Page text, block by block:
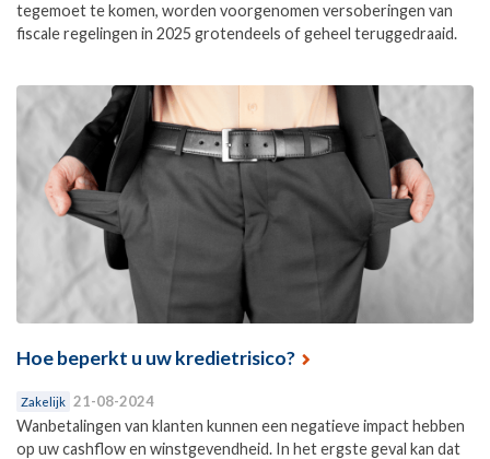
tegemoet te komen, worden voorgenomen versoberingen van
fiscale regelingen in 2025 grotendeels of geheel teruggedraaid.
Hoe beperkt u uw kredietrisico?
Zakelijk 21-08-2024
Wanbetalingen van klanten kunnen een negatieve impact hebben
op uw cashflow en winstgevendheid. In het ergste geval kan dat